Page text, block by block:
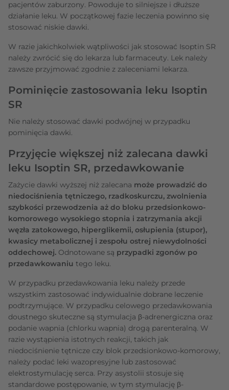
pacjentów zaburzony. Powoduje to silniejsze i dłuższe
działanie leku. W początkowej fazie leczenia powinno się
stosować niskie dawki.
W razie jakichkolwiek wątpliwości jak stosować Isoptin SR
należy zwrócić się do lekarza lub farmaceuty. Lek należy
zawsze przyjmować zgodnie z zaleceniami lekarza.
Pominięcie zastosowania leku Isoptin
SR
Nie należy stosować dawki podwójnej w przypadku
pominięcia dawki.
Przyjęcie większej niż zalecana dawki
leku Isoptin SR, przedawkowanie
Zażycie dawki wyższej niż zalecana może prowadzić do
niedociśnienia tętniczego, rzadkoskurczu, zwolnienia
szybkości przewodzenia aż do bloku przedsionkowo-
komorowego wysokiego stopnia i zatrzymania akcji
węzła zatokowego, hiperglikemii, osłupienia (stupor),
kwasicy metabolicznej i zespołu ostrej niewydolności
oddechowej. Odnotowane są przypadki zgonów po
przedawkowaniu tego leku.
W przypadku przedawkowania leku należy przede
wszystkim zastosować indywidualnie dobrane leczenie
podtrzymujące. W przypadku celowego przedawkowania
doustnego skuteczne są stymulacja β-adrenergiczna oraz
podanie wapnia (chlorku wapnia) drogą parenteralną. W
razie wystąpienia istotnych reakcji, takich jak
niedociśnienie tętnicze czy blok przedsionkowo-komorowy,
należy podać leki wazopresyjne lub zastosować
elektrostymulację serca. Przy asystolii stosuje się
standardowe postępowanie, w tym stymulację β-